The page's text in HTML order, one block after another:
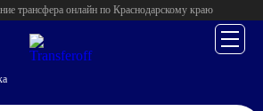
трансфера онлайн по Краснодарскому краю